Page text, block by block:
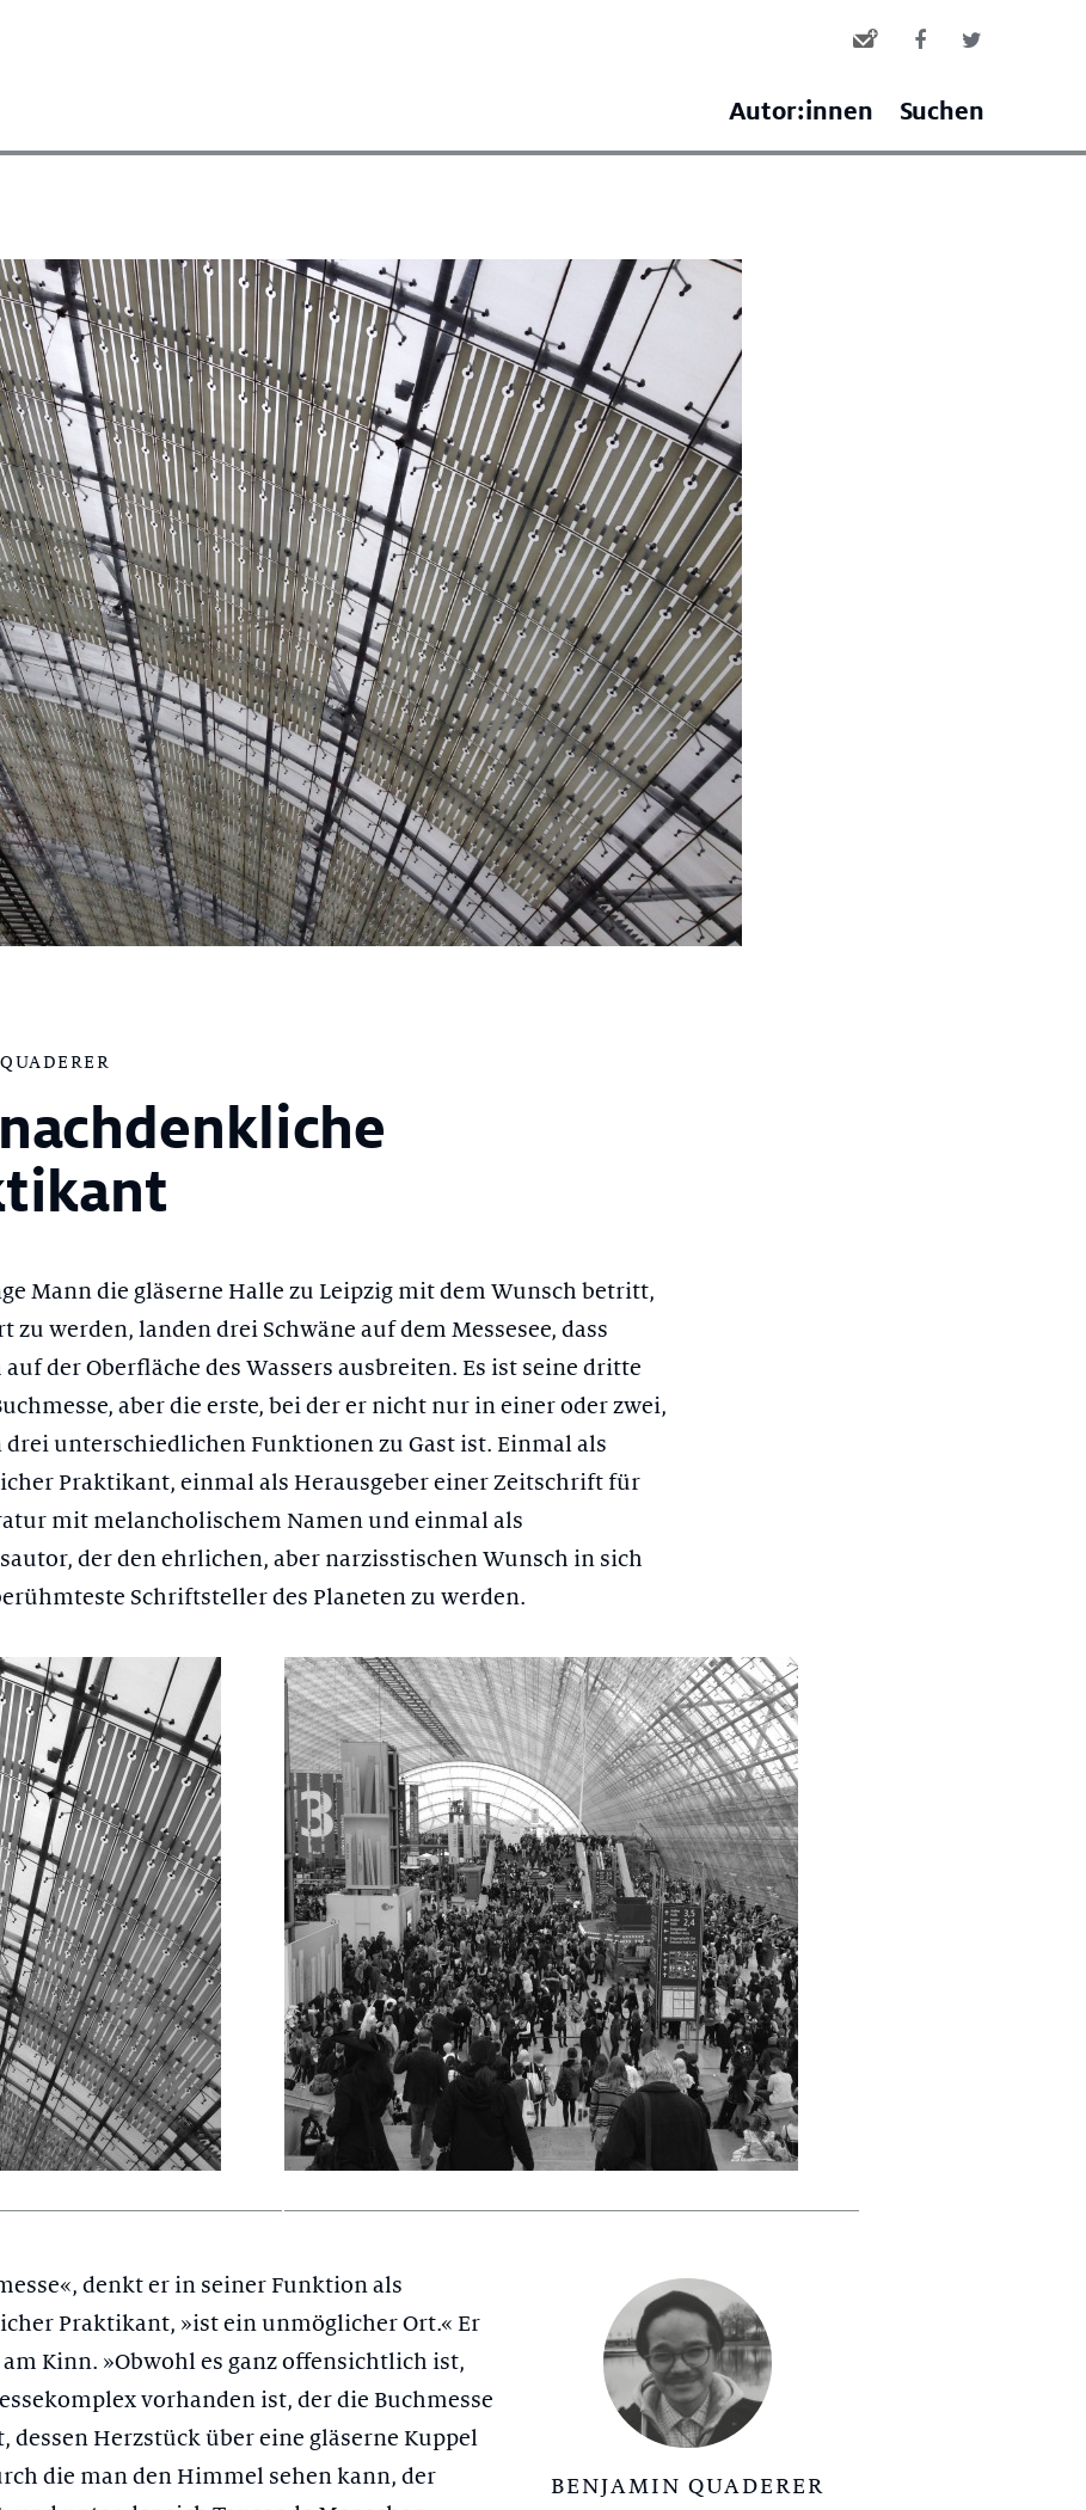
Autor:innen Suchen
Mann die gläserne Halle zu Leipzig mit dem Wunsch betritt,
zu werden, landen drei Schwäne auf dem Messesee, dass
auf der Oberfläche des Wassers ausbreiten. Es ist seine dritte
aber die erste, bei der er nicht nur in einer oder zwei,
drei unterschiedlichen Funktionen zu Gast ist. Einmal als
Praktikant, einmal als Herausgeber einer Zeitschrift für
mit melancholischem Namen und einmal als
der den ehrlichen, aber narzisstischen Wunsch in sich
Schriftsteller des Planeten zu werden.
BENJAMIN QUADERER
denkt er in seiner Funktion als
Praktikant, »ist ein unmöglicher Ort.« Er
Kinn. »Obwohl es ganz offensichtlich ist,
vorhanden ist, der die Buchmesse
dessen Herzstück über eine gläserne Kuppel
die man den Himmel sehen kann, der